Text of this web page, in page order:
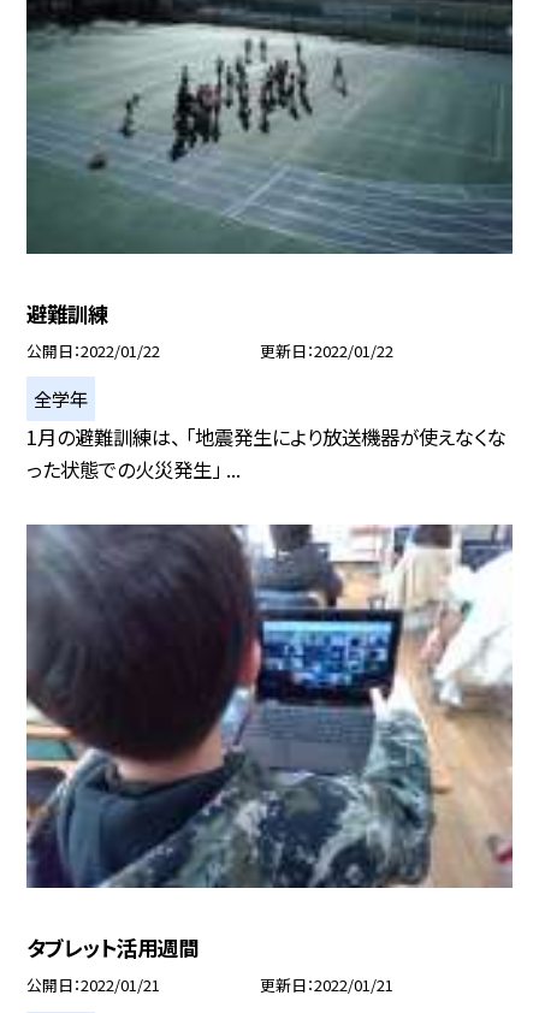
避難訓練
公開日 2022/01/22 更新日 2022/01/22
全学年
1月の避難訓練は、 「地震発生により放送機器が使えなくな
った状態での火災発生」 ...
タブレット活用週間
公開日 2022/01/21 更新日 2022/01/21